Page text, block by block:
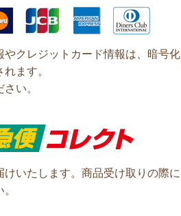
やクレジットカード情報は、暗号化
ます。
い。
けいたします。商品受け取りの際に